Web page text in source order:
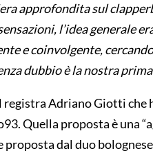
approfondita sul
l’idea generale
e coinvolgente,
dubbio è la nostra
Adriano Giotti che
Quella proposta è una
dal duo